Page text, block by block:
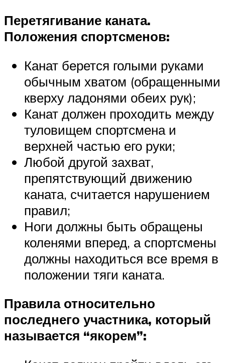
Перетягивание каната.
Положения спортсменов:
Канат берется голыми руками
обычным хватом (обращенными
кверху ладонями обеих рук);
Канат должен проходить между
туловищем спортсмена и
верхней частью его руки;
Любой другой захват,
препятствующий движению
каната, считается нарушением
правил;
Ноги должны быть обращены
коленями вперед, а спортсмены
должны находиться все время в
положении тяги каната.
Правила относительно
последнего участника, который
называется “якорем”: